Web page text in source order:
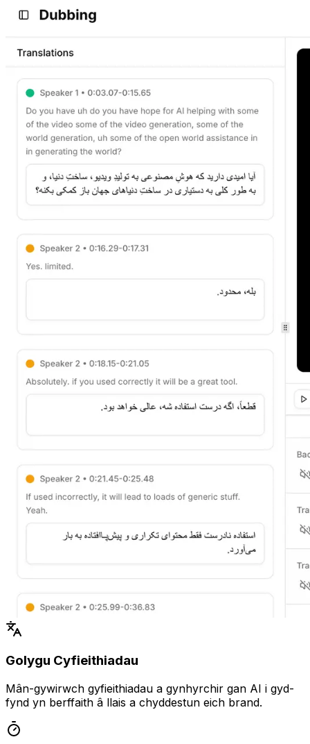
Golygu Cyfieithiadau
Mân-gywirwch gyfieithiadau a gynhyrchir gan AI i gyd-
fynd yn berffaith â llais a chyddestun eich brand.